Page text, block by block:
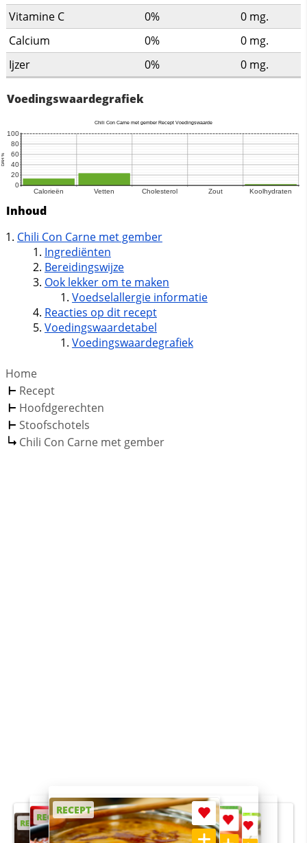
Vitamine C
0% 0 mg.
Calcium
0% 0 mg.
Ijzer
0% 0 mg.
Voedingswaardegrafiek
Inhoud
Chili Con Carne met gember
Ingrediënten
Bereidingswijze
Ook lekker om te maken
Voedselallergie informatie
Reacties op dit recept
Voedingswaardetabel
Voedingswaardegrafiek
Home
Recept
Hoofdgerechten
Stoofschotels
Chili Con Carne met gember
RECEPT
RECEPT
RECEPT
RECEPT
RECEPT